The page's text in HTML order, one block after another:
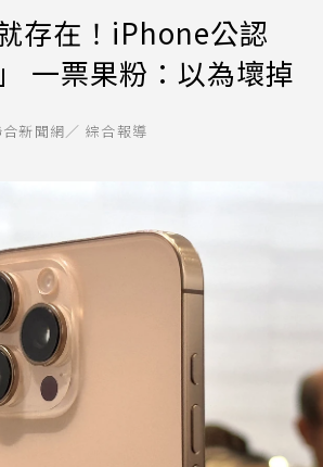
存在！iPhone公認
一票果粉：以為壞掉
合新聞網／ 綜合報導